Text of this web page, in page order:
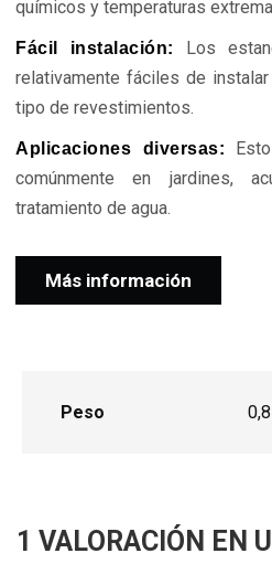
químicos y temperaturas
Fácil instalación:
Los
relativamente fáciles de
tipo de revestimientos.
Aplicaciones diversas:
comúnmente en jardines,
tratamiento de agua.
Más información
Peso
1 VALORACIÓN EN